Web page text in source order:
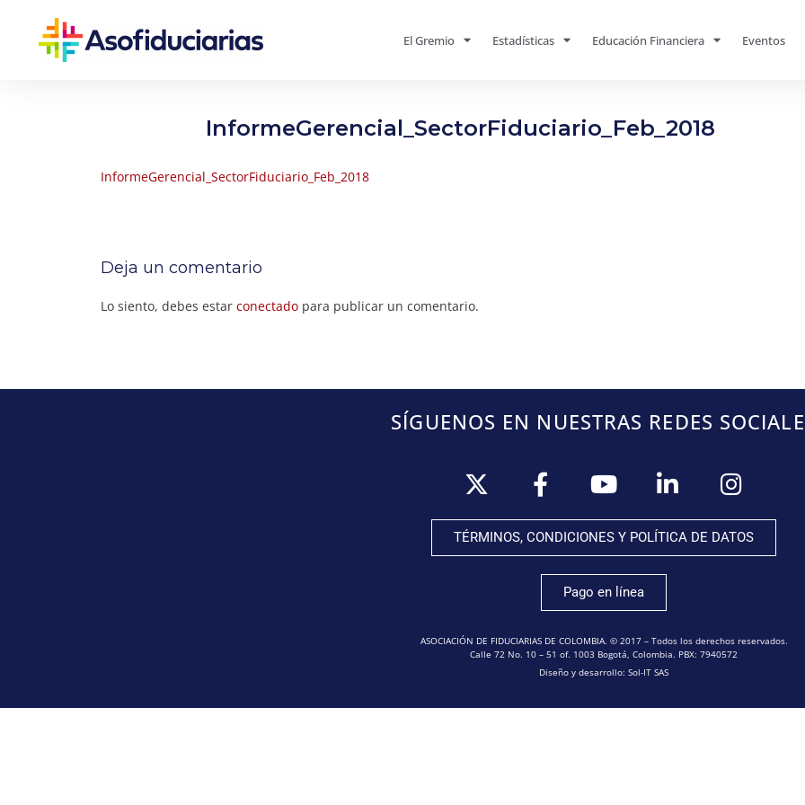
El Gremio Estadísticas Educación Financiera Eventos
InformeGerencial_SectorFiduciario_Feb_2018
InformeGerencial_SectorFiduciario_Feb_2018
Deja un comentario
Lo siento, debes estar conectado para publicar un comentario.
SÍGUENOS EN NUESTRAS REDES
TÉRMINOS, CONDICIONES Y POLÍTICA DE DATOS
Pago en línea
ASOCIACIÓN DE FIDUCIARIAS DE COLOMBIA. © 2017 – Todos los derechos reservados.
Calle 72 No. 10 – 51 of. 1003 Bogotá, Colombia. PBX: 7940572
Diseño y desarrollo: Sol-IT SAS